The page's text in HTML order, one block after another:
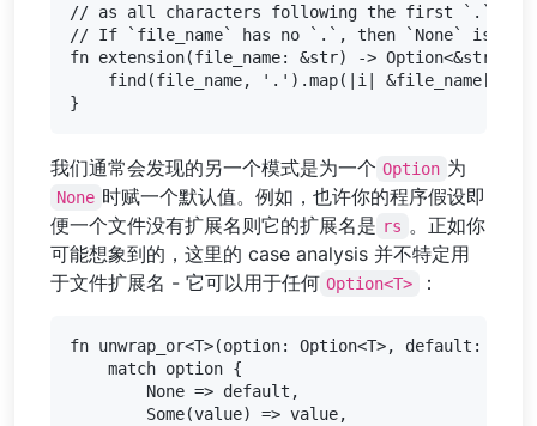
// as all characters following the first `.`.
// If `file_name` has no `.`, then `None` is
fn extension(file_name: &str) -> Option<&str> {
find(file_name, '.').map(|i|
我们通常会发现的另一个模式是为一个 Option 为
None 时赋一个默认值。例如，也许你的程序假设即
便一个文件没有扩展名则它的扩展名是 rs 。正如你
可能想象到的，这里的 case analysis 并不特定用
于文件扩展名 - 它可以用于任何 Option<T> ：
fn unwrap_or<T>(option: Option<T>, default: T) -
    match option {
        None => default,
        Some(value) => value,